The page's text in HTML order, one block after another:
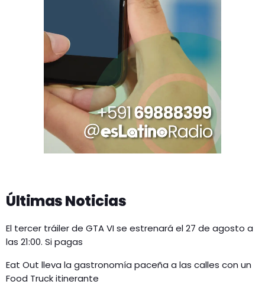
Últimas Noticias
El tercer tráiler de GTA VI se estrenará el 27 de agosto a
las 21:00. Si pagas
Eat Out lleva la gastronomía paceña a las calles con un
Food Truck itinerante